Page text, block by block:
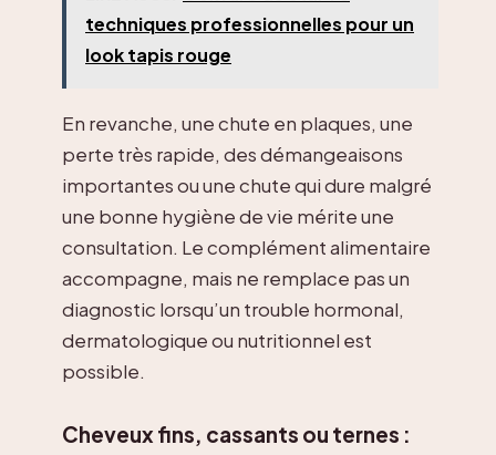
techniques professionnelles pour un
look tapis rouge
En revanche, une chute en plaques, une
perte très rapide, des démangeaisons
importantes ou une chute qui dure malgré
une bonne hygiène de vie mérite une
consultation. Le complément alimentaire
accompagne, mais ne remplace pas un
diagnostic lorsqu’un trouble hormonal,
dermatologique ou nutritionnel est
possible.
Cheveux fins, cassants ou ternes :